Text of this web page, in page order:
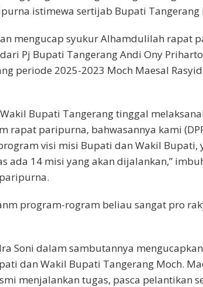
istimewa sertijab Bupati Tangerang
mengucap syukur Alhamdulilah rapat
Pj Bupati Tangerang Andi Ony
periode 2025-2023 Moch Maesal
Bupati Tangerang tinggal
rapat paripurna, bahwasannya kami
visi misi Bupati dan Wakil Bupati,
ada 14 misi yang akan dijalankan,”
program-rogram beliau sangat pro
Soni dalam sambutannya
dan Wakil Bupati Tangerang Moch.
menjalankan tugas, pasca pelantikan